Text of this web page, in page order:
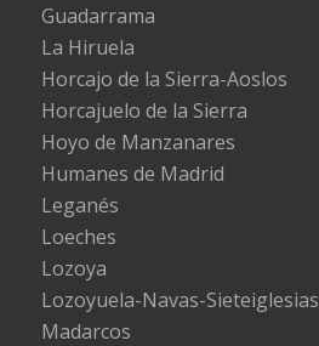
Guadarrama
La Hiruela
Horcajo de la Sierra-Aoslos
Horcajuelo de la Sierra
Hoyo de Manzanares
Humanes de Madrid
Leganés
Loeches
Lozoya
Lozoyuela-Navas-Sieteiglesias
Madarcos